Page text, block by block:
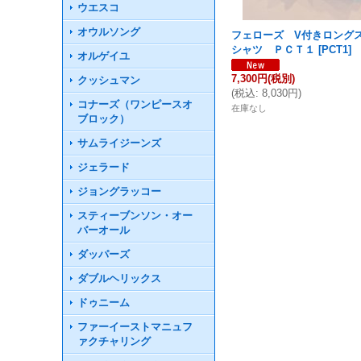
ウエスコ
オウルソング
オルゲイユ
クッシュマン
コナーズ（ワンピースオ
ブロック）
サムライジーンズ
ジェラード
ジョングラッコー
スティーブンソン・オー
バーオール
ダッパーズ
ダブルヘリックス
ドゥニーム
ファーイーストマニュフ
ァクチャリング
フェローズ V付きロング
シャツ ＰＣＴ１ [PCT1]
7,300円(税別)
(税込: 8,030円)
在庫なし